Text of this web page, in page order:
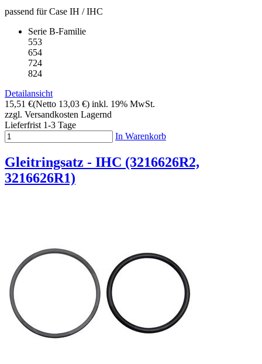
passend für Case IH / IHC
Serie B-Familie
553
654
724
824
Detailansicht
15,51 €(Netto 13,03 €) inkl. 19% MwSt.
zzgl. Versandkosten Lagernd
Lieferfrist 1-3 Tage
In Warenkorb
Gleitringsatz - IHC (3216626R2,
3216626R1)